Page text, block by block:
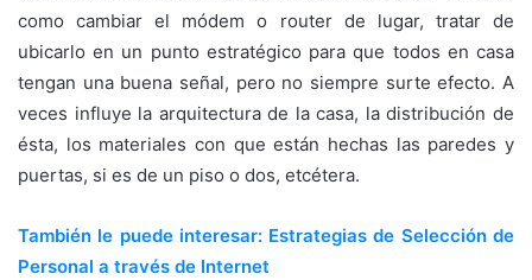
como cambiar el módem o router de lugar, tratar de
ubicarlo en un punto estratégico para que todos en casa
tengan una buena señal, pero no siempre surte efecto. A
veces influye la arquitectura de la casa, la distribución de
ésta, los materiales con que están hechas las paredes y
puertas, si es de un piso o dos, etcétera.
También le puede interesar: Estrategias de Selección de
Personal a través de Internet